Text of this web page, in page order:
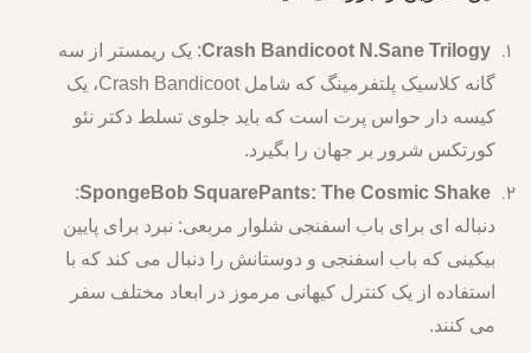
Crash Bandicoot N.Sane Trilogy: یک ریمستر از سه
گانه کلاسیک پلتفرمینگ که شامل Crash Bandicoot، یک
کیسه دار حواس پرت است که باید جلوی تسلط دکتر نئو
کورتکس شرور بر جهان را بگیرد.
SpongeBob SquarePants: The Cosmic Shake
:
دنباله ای برای باب اسفنجی شلوار مربعی: نبرد برای پایین
بیکینی که باب اسفنجی و دوستانش را دنبال می کند که با
استفاده از یک کنترل کیهانی مرموز در ابعاد مختلف سفر
می کنند.